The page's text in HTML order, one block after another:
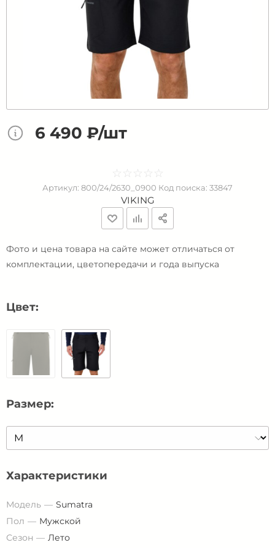
6 490 ₽/шт
☆ ☆ ☆ ☆ ☆
★ ★ ★ ★ ★
Артикул: 800/24/2630_0900 Код поиска: 33847
VIKING
Фото и цена товара на сайте может отличаться от
комплектации, цветопередачи и года выпуска
Цвет:
Размер:
Характеристики
Модель
Sumatra
Пол
Мужской
Сезон
Лето